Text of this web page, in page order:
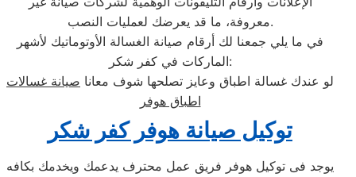
معروفة، ما قد يعرضك لعمليات النصب.
في ما يلي جمعنا لك أرقام صيانة الغسالة الأوتوماتيك لأشهر
الماركات في كفر شكر:
لو عندك غسالة اطباق وعايز تصلحها شوف معانا صيانة غسالات
اطباق هوفر
توكيل صيانة هوفر كفر شكر
يوجد فى توكيل هوفر فريق عمل محترف يدعمك ويخدمك بكافه